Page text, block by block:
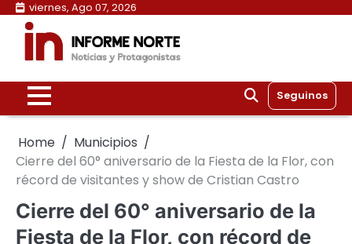
Skip
content
viernes, Ago 07, 2026
Seguinos
Home
Municipios
Cierre del 60° aniversario de la Fiesta de la Flor, con
récord de visitantes y show de Cristian Castro
Cierre del 60° aniversario de la
Fiesta de la Flor, con récord de